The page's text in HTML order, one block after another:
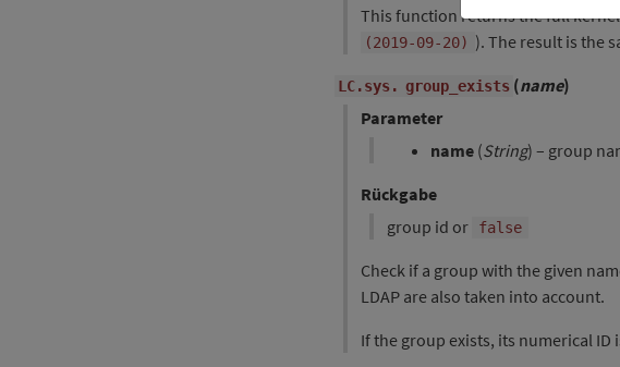
This function returns the full
(2019-09-20) ). The result is the
LC.sys. group_exists (name)
Parameter
name (String) – group
Rückgabe
group id or
false
Check if a group with the given
LDAP are also taken into account.
If the group exists, its numerical